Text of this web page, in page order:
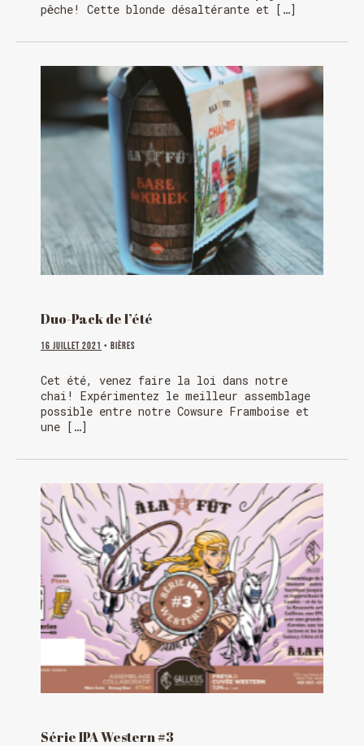
pêche! Cette blonde désaltérante et […]
Duo-Pack de l’été
16 juillet 2021 • Bières
Cet été, venez faire la loi dans notre
chai! Expérimentez le meilleur assemblage
possible entre notre Cowsure Framboise et
une […]
Série IPA Western #3
HORAIRE DES FÊTES
FERMÉ du 23 au 25 décembre
OUVERT 26 et 27 déc. de 11h à 22h
OUVERT 28 et 29 déc. de 09h à 22h
OUVERT 30 déc. de 11h à 22h
FERMÉ 31 déc. et 01 janvier